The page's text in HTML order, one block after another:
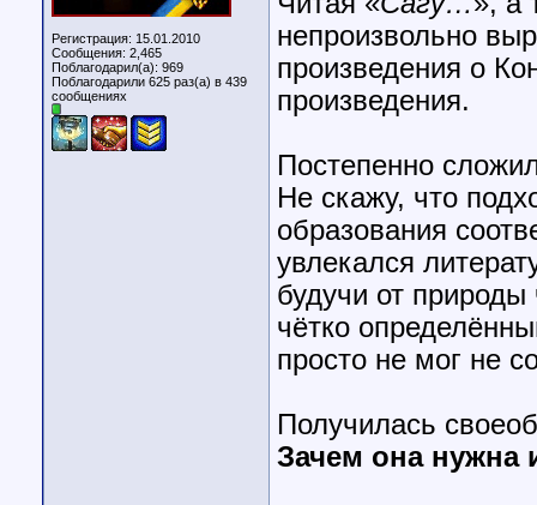
Регистрация: 15.01.2010
Сообщения: 2,465
Поблагодарил(а): 969
Поблагодарили 625 раз(а) в 439
сообщениях
непроизвольно
произведения о
произведения.
Постепенно
Не скажу, что
образования
увлекался
будучи от
чётко
просто не мог не
Получилась
Зачем она нужна